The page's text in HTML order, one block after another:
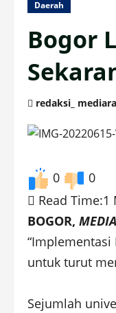
Daerah
Bogor
redaksi_
0
0
Read Time:1
BOGOR,
untuk turut
Sejumlah